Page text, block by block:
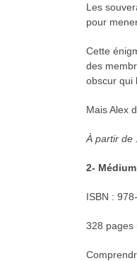
Les
pour
Cette
des
obscur qui
Mais Alex
À partir de
2-
ISBN :
328 pages